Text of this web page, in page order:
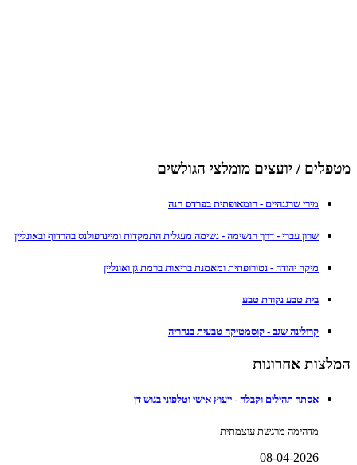
מטפלים / יועצים מומלצי הגולשים
מירי שרגנהיים - הומאופתית בפרדס חנה
שרון עברי - דרך הנשימה - נשימה מעגלית התמקדות ומיינדפולנס בהרדוף ובאונליין
מיקה יהודה - נטורופתית ומאמנת בריאות ברמת גן ואונליין
בית טבע נקודת טבע
קרולינה שגב - קוסמטיקה טבעית בנהריה
המלצות אחרונות
אסתר תהילים וקבלה - ייעוץ אישי וטלפוני בגוש דן
מדהימה מרגשת עוצמתית
08-04-2026